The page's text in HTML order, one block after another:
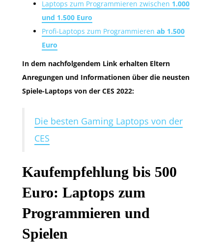
Laptops zum Programmieren zwischen 1.000
und 1.500 Euro
Profi-Laptops zum Programmieren ab 1.500
Euro
In dem nachfolgendem Link erhalten Eltern
Anregungen und Informationen über die neusten
Spiele-Laptops von der CES 2022:
Die besten Gaming Laptops von der
CES
Kaufempfehlung bis 500
Euro: Laptops zum
Programmieren und
Spielen